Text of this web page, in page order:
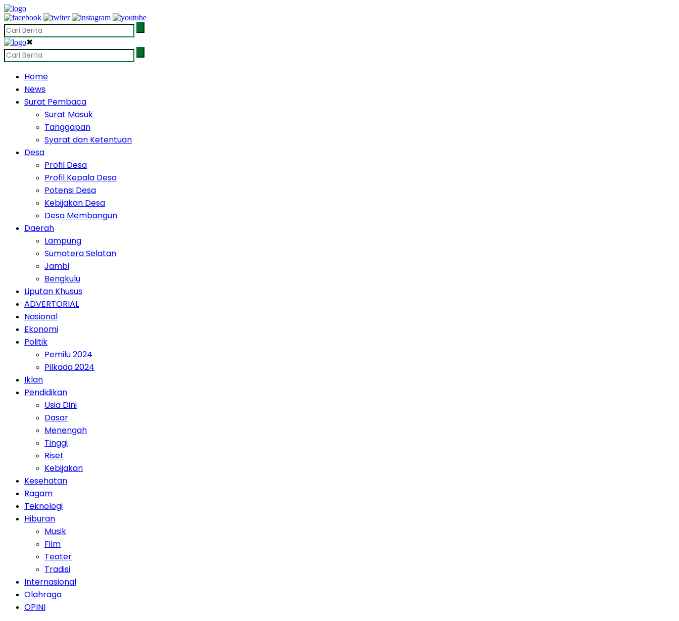
✖
Home
News
Surat Pembaca
Surat Masuk
Tanggapan
Syarat dan Ketentuan
Desa
Profil Desa
Profil Kepala Desa
Potensi Desa
Kebijakan Desa
Desa Membangun
Daerah
Lampung
Sumatera Selatan
Jambi
Bengkulu
Liputan Khusus
ADVERTORIAL
Nasional
Ekonomi
Politik
Pemilu 2024
Pilkada 2024
Iklan
Pendidikan
Usia Dini
Dasar
Menengah
Tinggi
Riset
Kebijakan
Kesehatan
Ragam
Teknologi
Hiburan
Musik
Film
Teater
Tradisi
Internasional
Olahraga
OPINI